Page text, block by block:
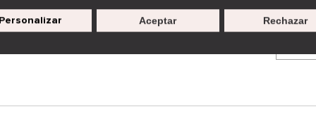
Personalizar Rechazar
Aceptar
provocar efectos adversos como irritación, inflamación o
provocar efectos adversos como irritación, inflamación o
Promociones exclusivas al